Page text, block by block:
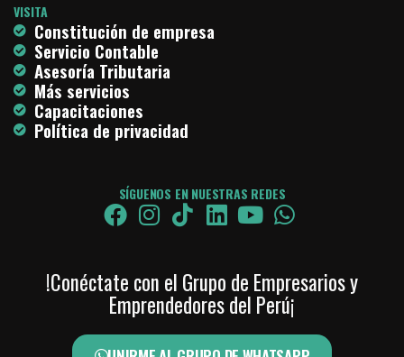
VISITA
Constitución de empresa
Servicio Contable
Asesoría Tributaria
Más servicios
Capacitaciones
Política de privacidad
SÍGUENOS EN NUESTRAS REDES
!Conéctate con el Grupo de Empresarios y
Emprendedores del Perú¡